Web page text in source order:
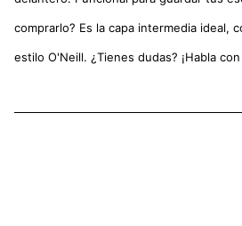
comprarlo? Es la capa intermedia ideal,
estilo O'Neill. ¿Tienes dudas? ¡Habla